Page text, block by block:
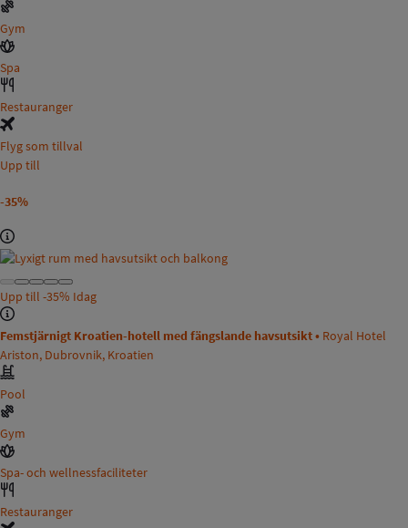
Gym
Spa
Restauranger
Flyg som tillval
Upp till
-35%
Upp till -35% Idag
Femstjärnigt Kroatien-hotell med fängslande havsutsikt • Royal Hotel
Ariston, Dubrovnik, Kroatien
Pool
Gym
Spa- och wellnessfaciliteter
Restauranger